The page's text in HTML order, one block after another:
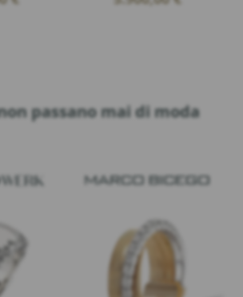
passano mai di moda